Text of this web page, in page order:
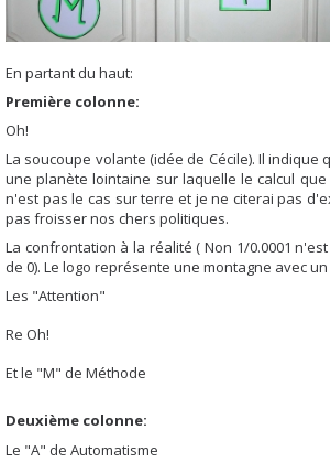
En partant du haut:
Première colonne:
Oh!
La soucoupe volante (idée de Cécile). Il indique
une planète lointaine sur laquelle le calcul
n'est pas le cas sur terre et je ne citerai pas
pas froisser nos chers politiques.
La confrontation à la réalité ( Non 1/0.0001
de 0). Le logo représente une montagne avec
Les "Attention"
Re Oh!
Et le "M" de Méthode
Deuxième colonne:
Le "A" de Automatisme